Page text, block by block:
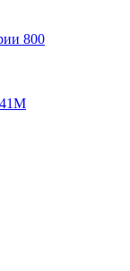
800